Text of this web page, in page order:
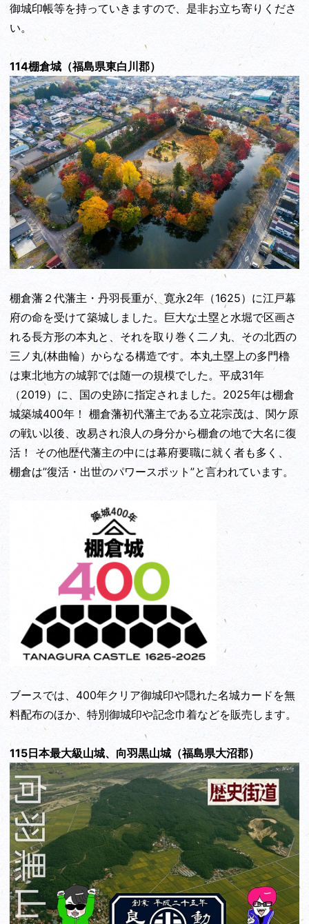
御城印帳等を持っていきますので、是非お立ち寄りくださ
い。
114棚倉城（福島県東白川郡）
棚倉藩２代藩主・丹羽長重が、寛永2年（1625）に江戸幕
府の命を受けて築城しました。巨大な土塁と水堀で区画さ
れる長方形の本丸と、それを取り巻く二ノ丸、その北西の
三ノ丸(林曲輪）からなる構造です。本丸土塁上の多門櫓
は東北地方の城郭では随一の規模でした。平成31年
（2019）に、国の史跡に指定されました。2025年は棚倉
城築城400年！ 棚倉藩初代藩主である立花宗茂は、関ケ原
の戦い以後、改易され浪人の身分から棚倉の地で大名に復
活！ その他歴代藩主の中には幕府要職に就く者も多く、
棚倉は”復活・出世のパワースポット”と言われています。
ブースでは、400年クリア御城印や隠れた名城カードを無
料配布のほか、特別御城印や記念巾着などを販売します。
115日本最大級山城、向羽黒山城（福島県大沼郡）